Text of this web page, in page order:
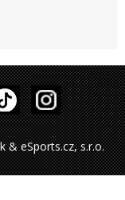
& eSports.cz, s.r.o.